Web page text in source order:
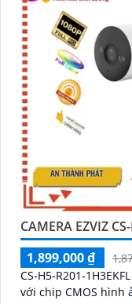
CAMERA EZVIZ
1,899,000 ₫
CS-H5-R201-
với chip CMOS hình